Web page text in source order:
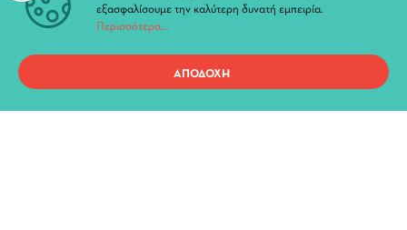
Προσωπικά Δεδομένα
Όροι χρήσης ιστοτόπου
εξασφαλίσουμε την καλύτερη δυνατή εμπειρία.
Περισσότερα...
ΑΠΟΔΟΧΗ